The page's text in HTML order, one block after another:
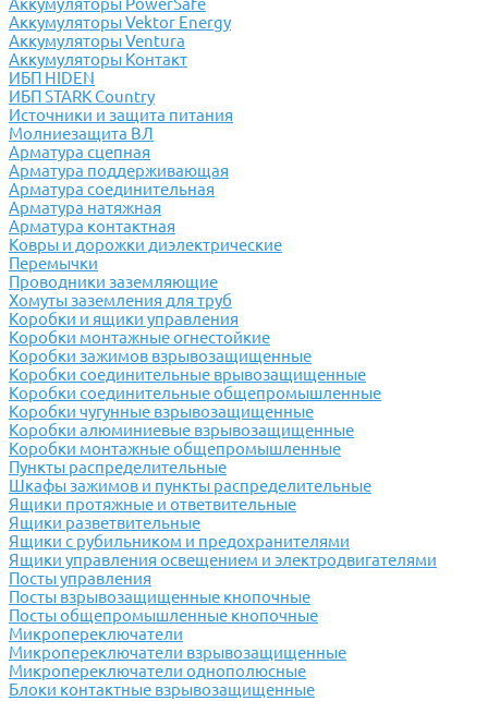
Аккумуляторы PowerSafe
Аккумуляторы Vektor Energy
Аккумуляторы Ventura
Аккумуляторы Контакт
ИБП HIDEN
ИБП STARK Country
Источники и защита питания
Молниезащита ВЛ
Арматура сцепная
Арматура поддерживающая
Арматура соединительная
Арматура натяжная
Арматура контактная
Ковры и дорожки диэлектрические
Перемычки
Проводники заземляющие
Хомуты заземления для труб
Коробки и ящики управления
Коробки монтажные огнестойкие
Коробки зажимов взрывозащищенные
Коробки соединительные врывозащищенные
Коробки соединительные общепромышленные
Коробки чугунные взрывозащищенные
Коробки алюминиевые взрывозащищенные
Коробки монтажные общепромышленные
Пункты распределительные
Шкафы зажимов и пункты распределительные
Ящики протяжные и ответвительные
Ящики разветвительные
Ящики с рубильником и предохранителями
Ящики управления освещением и электродвигателями
Посты управления
Посты взрывозащищенные кнопочные
Посты общепромышленные кнопочные
Микропереключатели
Микропереключатели взрывозащищенные
Микропереключатели однополюсные
Блоки контактные взрывозащищенные